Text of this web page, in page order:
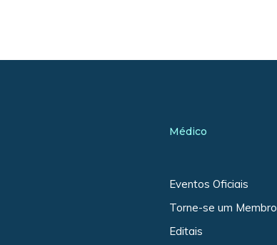
Médico
Eventos Oficiais
Torne-se um Membro
Editais